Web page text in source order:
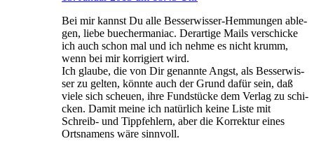
Bei mir kannst Du al­le Bes­ser­wis­ser-Hem­mun­gen ab­le­
gen, lie­be bue­cher­ma­niac. Der­ar­ti­ge Mails ver­schi­cke
ich auch schon mal und ich neh­me es nicht krumm,
wenn bei mir kor­ri­giert wird.
Ich glau­be, die von Dir ge­nann­te Angst, als Bes­ser­wis­
ser zu gel­ten, könn­te auch der Grund da­für sein, daß
vie­le sich scheu­en, ih­re Fund­stü­cke dem Ver­lag zu schi­
cken. Da­mit mei­ne ich na­tür­lich kei­ne Lis­te mit
Schreib- und Tipp­feh­lern, aber die Kor­rek­tur ei­nes
Orts­na­mens wä­re sinnvoll.